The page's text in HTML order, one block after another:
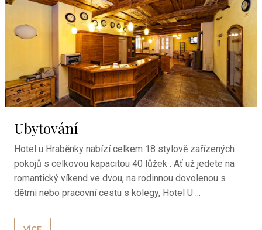
Ubytování
Hotel u Hraběnky nabízí celkem 18 stylově zařízených
pokojů s celkovou kapacitou 40 lůžek . Ať už jedete na
romantický víkend ve dvou, na rodinnou dovolenou s
dětmi nebo pracovní cestu s kolegy, Hotel U ...